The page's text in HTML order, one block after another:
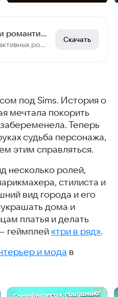
Senses — твои романтические истории
Сборник интерактивных романтических историй, сюжетом которых управляете вы!
Скачать
под Sims. История о
мечтала покорить
Теперь
судьба персонажа,
этим справляться.
несколько ролей,
стилиста и
вид города и его
дома и
платья и делать
геймплей «три в ряд».
и мода в